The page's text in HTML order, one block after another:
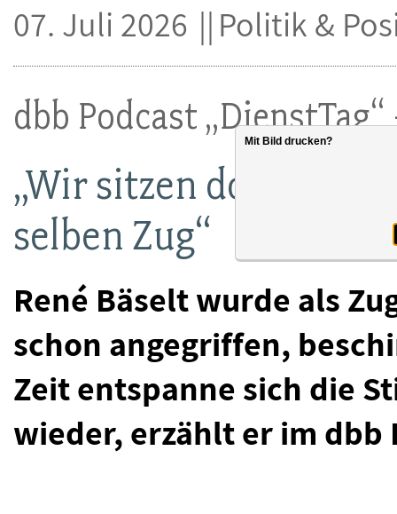
dbb Podcast
„Wir sitzen doch alle
selben Zug“
René Bäselt wurde als
schon angegriffen,
Zeit entspanne sich die
wieder, erzählt er im dbb
07. Juli 2026 Politik &
Mit Bild drucken?